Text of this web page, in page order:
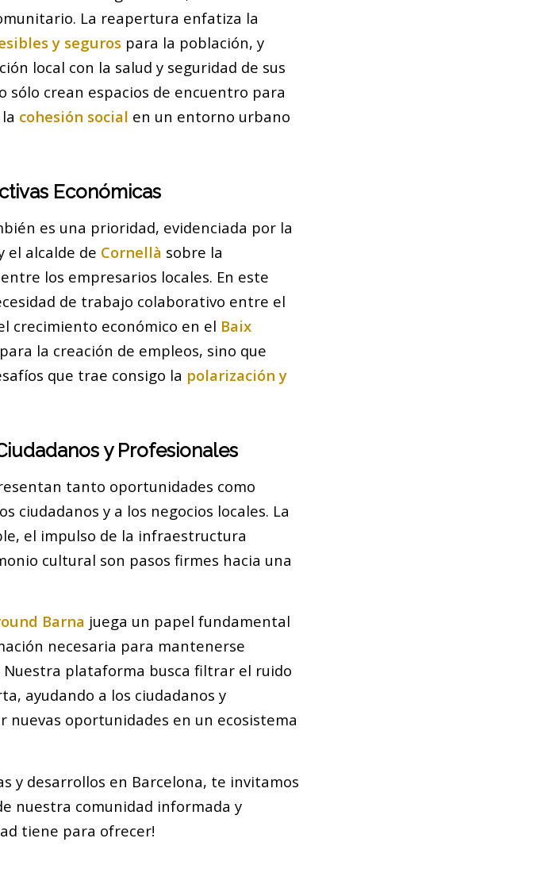
La reapertura enfatiza la
y seguros para la población, y
local con la salud y seguridad de sus
sólo crean espacios de encuentro para
cohesión social en un entorno urbano
Económicas
es una prioridad, evidenciada por la
el alcalde de Cornellà sobre la
los empresarios locales. En este
de trabajo colaborativo entre el
crecimiento económico en el Baix
la creación de empleos, sino que
que trae consigo la polarización y
y Profesionales
tanto oportunidades como
ciudadanos y a los negocios locales. La
el impulso de la infraestructura
cultural son pasos firmes hacia una
Barna juega un papel fundamental
necesaria para mantenerse
Nuestra plataforma busca filtrar el ruido
ayudando a los ciudadanos y
nuevas oportunidades en un ecosistema
y desarrollos en Barcelona, te invitamos
nuestra comunidad informada y
tiene para ofrecer!